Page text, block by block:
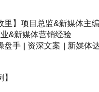
造IP，却写不出直击人心
一篇好文案，低成本获得
过一篇收钱文案，卖出
没有把它当成一门技术深
想清楚，也没有方法论
。
你什么问题？】
你什么问题？】
位，市场有价值的事？
品化体系？
定价，把利润最大化？
里】项目总监&新媒体主编
&新媒体营销经验
盘手 | 资深文案 | 新媒体